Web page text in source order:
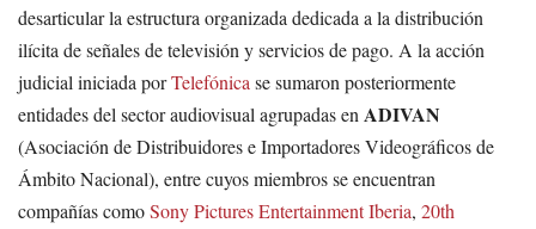
desarticular la estructura organizada dedicada a la distribución
ilícita de señales de televisión y servicios de pago. A la acción
judicial iniciada porTelefónicase sumaron posteriormente
entidades del sector audiovisual agrupadas enADIVAN
(Asociación de Distribuidores e Importadores Videográficos de
Ámbito Nacional), entre cuyos miembros se encuentran
compañías comoSony Pictures Entertainment Iberia, 20th